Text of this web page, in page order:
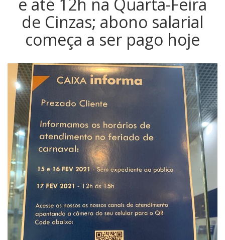
de Cinzas; abono salarial
começa a ser pago hoje